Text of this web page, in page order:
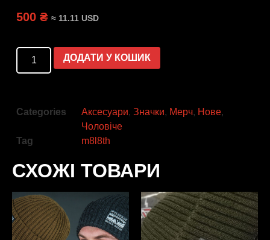
500 ₴ ≈ 11.11 USD
ДОДАТИ У КОШИК
Categories Аксесуари,Значки, Мерч, Нове,
Чоловіче
Tag
m8l8th
СХОЖІ ТОВАРИ